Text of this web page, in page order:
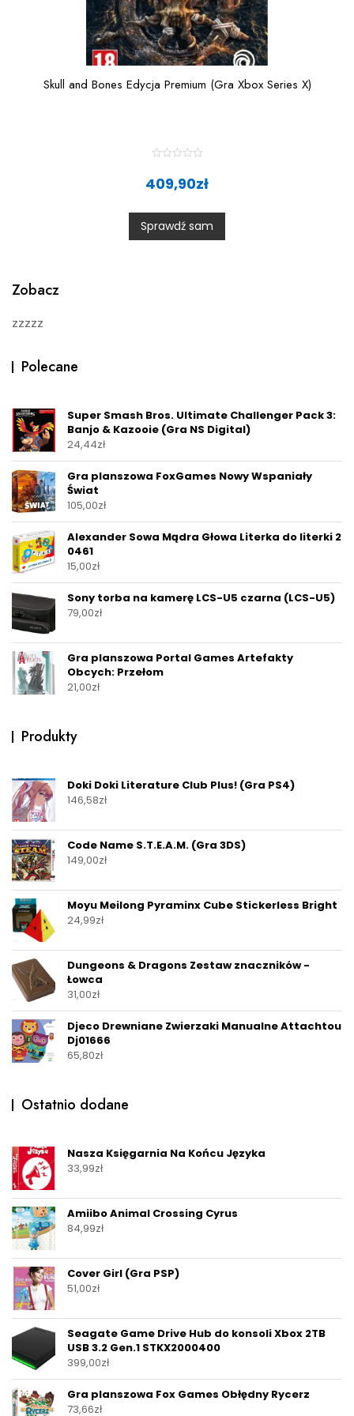
Skull and Bones Edycja Premium (Gra Xbox Series X)
t
0
o
u
t
409,90zł
Sprawdź sam
Zobacz
zzzzz
Polecane
Super Smash Bros. Ultimate Challenger Pack 3:
Banjo & Kazooie (Gra NS Digital)
24,44zł
Gra planszowa FoxGames Nowy Wspaniały
Świat
105,00zł
Alexander Sowa Mądra Głowa Literka do literki 2
0461
15,00zł
Sony torba na kamerę LCS-U5 czarna (LCS-U5)
79,00zł
Gra planszowa Portal Games Artefakty
Obcych: Przełom
21,00zł
Produkty
Doki Doki Literature Club Plus! (Gra PS4)
146,58zł
Code Name S.T.E.A.M. (Gra 3DS)
149,00zł
Moyu Meilong Pyraminx Cube Stickerless Bright
24,99zł
Dungeons & Dragons Zestaw znaczników -
Łowca
31,00zł
Djeco Drewniane Zwierzaki Manualne Attachtou
Dj01666
65,80zł
Ostatnio dodane
Nasza Księgarnia Na Końcu Języka
33,99zł
Amiibo Animal Crossing Cyrus
84,99zł
Cover Girl (Gra PSP)
51,00zł
Seagate Game Drive Hub do konsoli Xbox 2TB
USB 3.2 Gen.1 STKX2000400
399,00zł
Gra planszowa Fox Games Obłędny Rycerz
73,66zł